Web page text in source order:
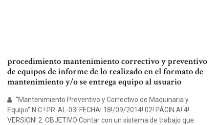
procedimiento mantenimiento correctivo y preventivo
de equipos de informe de lo realizado en el formato de
mantenimiento y/o se entrega equipo al usuario
“Mantenimiento Preventivo y Correctivo de Maquinaria y
Equipo” N.C.! PR-AL-03! FECHA! 18!/09/2014! 02! PÁGIN A! 4!
VERSION! 2. OBJETIVO Contar con un sistema de trabajo que